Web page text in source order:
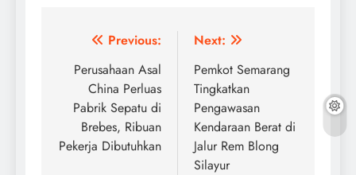
Post
navigation
Previous:
Perusahaan Asal
China Perluas
Pabrik Sepatu di
Brebes, Ribuan
Pekerja Dibutuhkan
Next:
Pemkot Semarang
Tingkatkan
Pengawasan
Kendaraan Berat di
Jalur Rem Blong
Silayur